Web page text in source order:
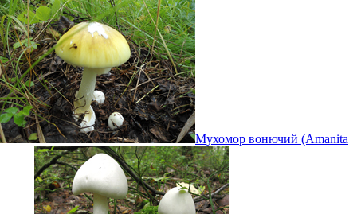
Мухомор вонючий (Amanita